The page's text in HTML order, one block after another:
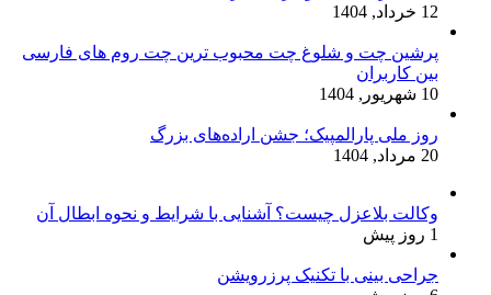
12 خرداد, 1404
پرشین چت و شلوغ چت محبوب ترین چت روم های فارسی
بین کاربران
10 شهریور, 1404
روز ملی پارالمپیک؛ جشن اراده‌های بزرگ
20 مرداد, 1404
وکالت بلاعزل چیست؟ آشنایی با شرایط و نحوه ابطال آن
1 روز پیش
جراحی بینی با تکنیک پرزرویشن